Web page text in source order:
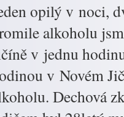
opilý v noci,
alkoholu
v jednu
v Novém
Dechová